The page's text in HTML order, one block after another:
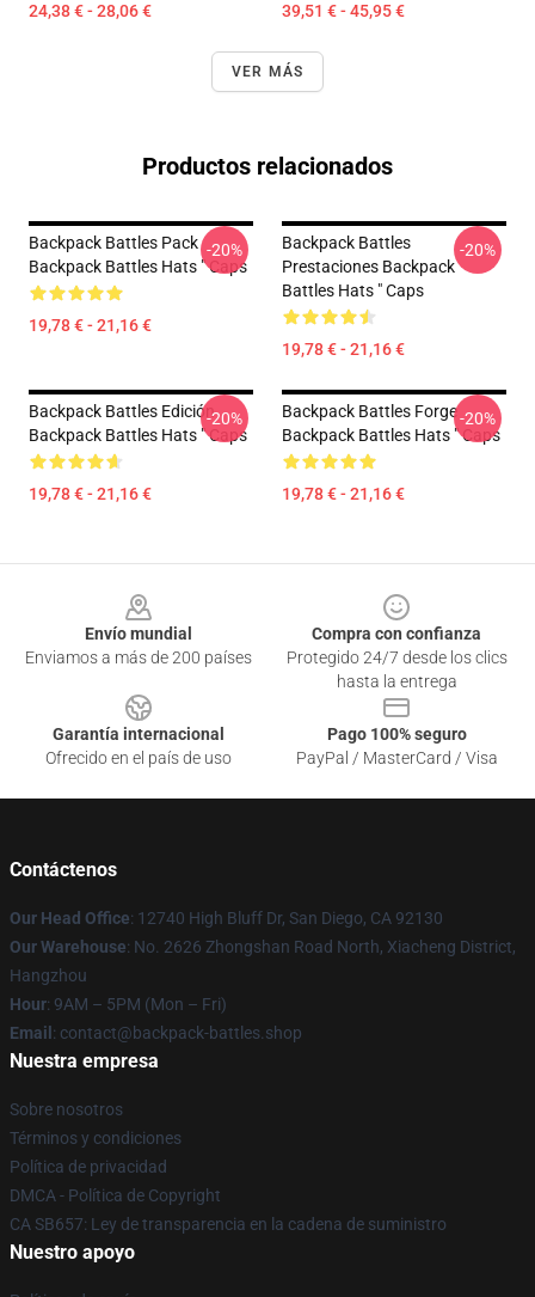
24,38 € - 28,06 € 39,51 € - 45,95 €
VER MÁS
Productos relacionados
Backpack Battles Pack
Backpack Battles Hats " Caps
19,78 € - 21,16 €
-20%
Backpack Battles
Prestaciones Backpack
Battles Hats " Caps
19,78 € - 21,16 €
-20%
Backpack Battles Edición
Backpack Battles Hats " Caps
19,78 € - 21,16 €
-20%
Backpack Battles Forge
Backpack Battles Hats " Caps
19,78 € - 21,16 €
-20%
Envío mundial
Enviamos a más de 200 países
Compra con confianza
Protegido 24/7 desde los clics
hasta la entrega
Garantía internacional
Ofrecido en el país de uso
Pago 100% seguro
PayPal / MasterCard / Visa
Contáctenos
Our Head Office: 12740 High Bluff Dr, San Diego, CA 92130
Our Warehouse: No. 2626 Zhongshan Road North, Xiacheng District,
Hangzhou
Hour: 9AM – 5PM (Mon – Fri)
Email : contact@backpack-battles.shop
Nuestra empresa
Sobre nosotros
Términos y condiciones
Política de privacidad
DMCA - Política de Copyright
CA SB657: Ley de transparencia en la cadena de suministro
Nuestro apoyo